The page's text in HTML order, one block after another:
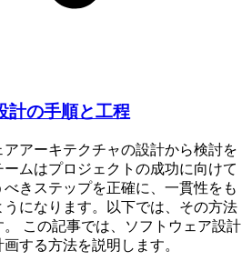
計の手順と工程
アーキテクチャの設計から検討を
ムはプロジェクトの成功に向けて
きステップを正確に、一貫性をも
うになります。以下では、その方法
。 この記事では、ソフトウェア設計
する方法を説明します。